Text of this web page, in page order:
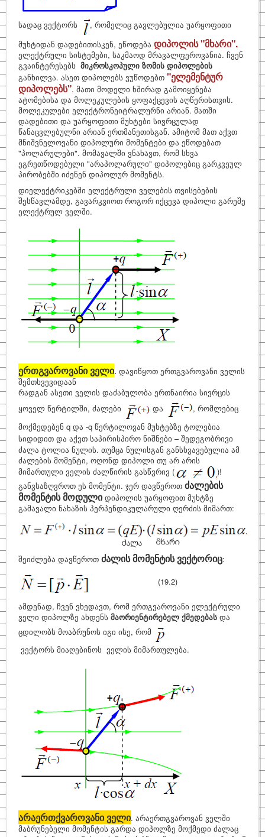
სადაც ვექტორს
, რომელიც გავლებულია უარყოფითი
მუხტიდან დადებითისკენ, ეწოდება დიპოლის "მხარი".
ელექტრული სისტემები, საკმაოდ მრავალფეროვანია. ჩვენ
გვაინტერესებს მიკროსკოპული ზომის დიპოლების
განხილვა. ასეთ დიპოლებს ვუწოდებთ "ელემენტურ
დიპოლებს". მათი მოდელი ხშირად გამოიყენება
ატომებისა და მოლეკულების ყოფაქცევის აღწერისთვის.
მოლეკულები ელექტრონეიტრალურნი არიან. მათში
დადებითი და უარყოფითი მუხტები სივრცულად
წანაცვლებულნი არიან ერთმანეთისგან. ამიტომ მათ აქვთ
მნიშვნელოვანი დიპოლური მომენტები და ეწოდებათ
"პოლარულები". მომავალში ვნახავთ, რომ სხვა
ეგრეთწოდებული "არაპოლარული" დიპოლებიც გარკვეულ
პირობებში იძენენ დიპოლურ მომენტს.
დიელექტრიკებში ელექტრული ველების თვისებების
შესწავლამდე, გავარკვიოთ როგორ იქცევა დიპოლი გარეშე
ელექტრულ ველში.
ერთგვაროვანი ველი. დავიწყოთ ერთგვაროვანი ველის
შემთხვევიდაან
რადგან ასეთი ველის დაძაბულობა ერთნაირია სივრცის
ყოველ წერტილში, ძალები
და
, რომლებიც
მოქმედებენ q და -q წერტილოვან მუხტებზე ტოლებია
სიდიდით და აქვთ საპირისპირო ნიშნები – შედეგობრივი
ძალა ტოლია ნულის. თუმცა ნულისგან განსხვავებულია ამ
ძალების მომენტი, ოღონდ დიპოლი თუ არ არის
მიმართული ველის ძალწირის გასწვრივ (
)!
განვსაზღვროთ ეს მომენტი. ჯერ დავწეროთ ძალების
მომენტის მოდული დიპოლის უარყოფით მუხტზე
გამავალი ნახაზის პერპენდიკულარული ღერძის მიმართ:
შეიძლება დავწეროთ ძალის მომენტის ვექტორიც:
(19.2)
ამდენად, ჩვენ ვხედავთ, რომ ერთგვაროვანი ელექტრული
ველი დიპოლზე ახდენს მაორიენტირებელ ქმედებას და
ცდილობს მოაბრუნოს იგი ისე, რომ
ვექტორს მიაღებინოს ველის მიმართულება.
არაერთქვაროვანი ველი. არაერთგვაროვან ველში
მაბრუნებელი მომენტის გარდა დიპოლზე მოქმედი ძალაც